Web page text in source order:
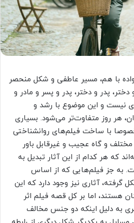
با هم، مسیر عاطفی و شکل منحصر
دختر، پدر و دختر، پدر و پسر و مادر و
نیست و این موضوع با رشد و
هر روز متفاوت‌تر می‌شود. بسیاری
با ساخت فیلم‌های روانشناختی
و گاه عجیب و غیرقابل باور
که هر کدام از این آثار تبدیل به
به جز فیلم‌هایی که از اساس
گرفته، آثاری نیز وجود دارد که این
هستند، اما بر کل قصه فیلم اثر
به دلیل اینکه دو جنس مخالف